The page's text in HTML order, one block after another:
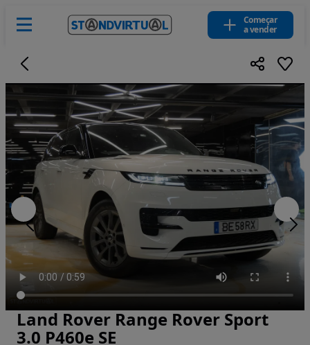
Começar
a vender
Imagem 1 de 18
Land Rover Range Rover Sport
3.0 P460e SE